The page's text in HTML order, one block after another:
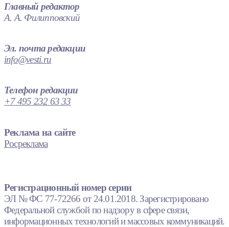
Главный редактор
А. А. Филипповский
Эл. почта редакции
info@vesti.ru
Телефон редакции
+7 495 232 63 33
Реклама на сайте
Росреклама
Регистрационный номер серии
ЭЛ № ФС 77-72266 от 24.01.2018. Зарегистрировано
Федеральной службой по надзору в сфере связи,
информационных технологий и массовых коммуникаций.